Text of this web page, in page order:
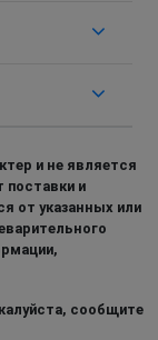
и не является
поставки и
от указанных или
сообщите